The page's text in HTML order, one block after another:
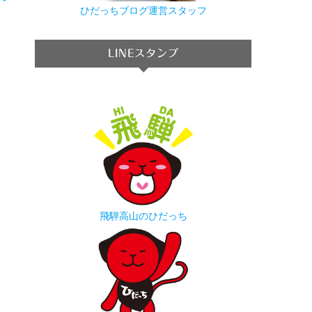
ひだっちブログ運営スタッフ
LINEスタンプ
飛騨高山のひだっち